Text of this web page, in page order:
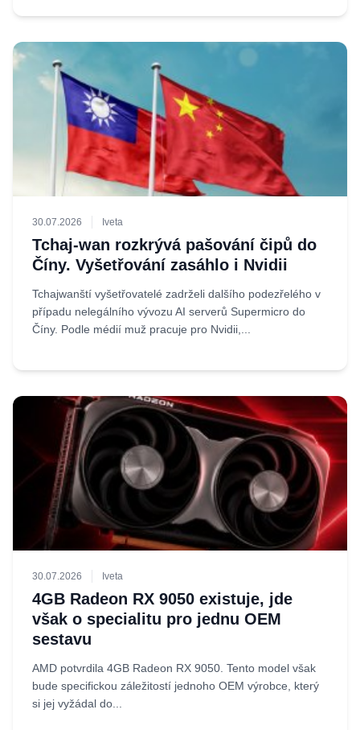
30.07.2026 Iveta
Tchaj-wan rozkrývá pašování čipů do
Číny. Vyšetřování zasáhlo i Nvidii
Tchajwanští vyšetřovatelé zadrželi dalšího podezřelého v
případu nelegálního vývozu AI serverů Supermicro do
Číny. Podle médií muž pracuje pro Nvidii,...
30.07.2026 Iveta
4GB Radeon RX 9050 existuje, jde
však o specialitu pro jednu OEM
sestavu
AMD potvrdila 4GB Radeon RX 9050. Tento model však
bude specifickou záležitostí jednoho OEM výrobce, který
si jej vyžádal do...